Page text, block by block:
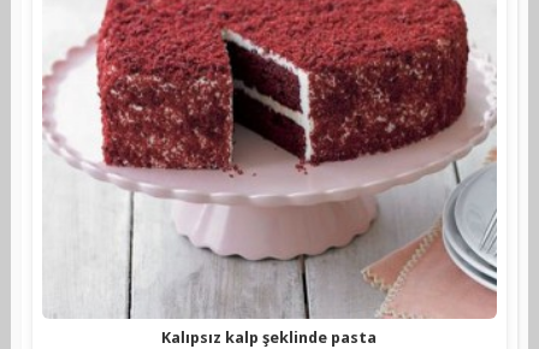
Kalıpsız kalp şeklinde pasta